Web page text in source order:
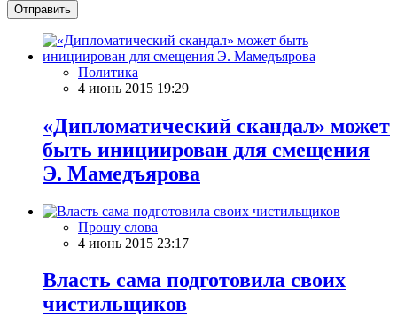
Отправить
Политика
4 июнь 2015 19:29
«Дипломатический скандал» может
быть инициирован для смещения
Э. Мамедъярова
Прошу слова
4 июнь 2015 23:17
Власть сама подготовила своих
чистильщиков